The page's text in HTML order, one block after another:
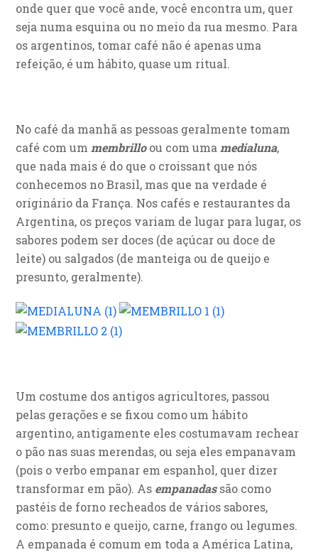
onde quer que você ande, você encontra um, quer
seja numa esquina ou no meio da rua mesmo. Para
os argentinos, tomar café não é apenas uma
refeição, é um hábito, quase um ritual.
No café da manhã as pessoas geralmente tomam
café com ummembrilloou com umamedialuna,
que nada mais é do que o croissant que nós
conhecemos no Brasil, mas que na verdade é
originário da França. Nos cafés e restaurantes da
Argentina, os preços variam de lugar para lugar, os
sabores podem ser doces (de açúcar ou doce de
leite) ou salgados (de manteiga ou de queijo e
presunto, geralmente).
Um costume dos antigos agricultores, passou
pelas gerações e se fixou como um hábito
argentino, antigamente eles costumavam rechear
o pão nas suas merendas, ou seja eles empanavam
(pois o verbo empanar em espanhol, quer dizer
transformar em pão). As empanadassão como
pastéis de forno recheados de vários sabores,
como: presunto e queijo, carne, frango ou legumes.
A empanada é comum em toda a América Latina,